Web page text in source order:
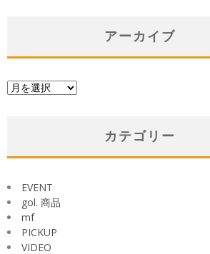
アーカイブ
ア
カテゴリー
EVENT
gol. 商品
mf
PICKUP
VIDEO